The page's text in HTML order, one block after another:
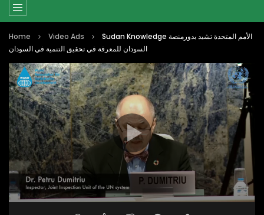
Home Video Ads
Sudan Knowledge الأمم المتحدة تشيد بدورمنصة
السودان للمعرفة في تحقيق التنمية في السودان